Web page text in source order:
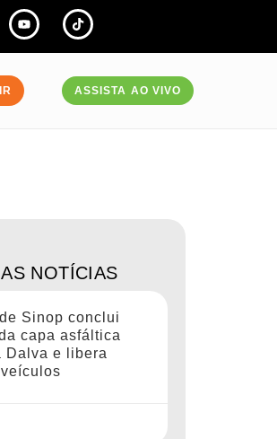
ASSISTA AO VIVO
NOTÍCIAS
Sinop conclui
capa asfáltica
Dalva e libera